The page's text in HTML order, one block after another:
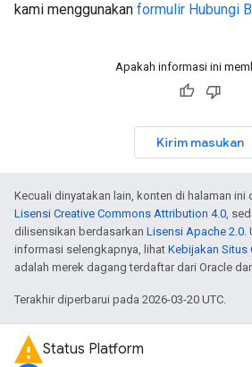
kami menggunakan formulir Hubungi
Apakah informasi ini
Kirim masukan
Kecuali dinyatakan lain, konten di halaman
Lisensi Creative Commons Attribution 4.0,
dilisensikan berdasarkan Lisensi Apache 2.0.
informasi selengkapnya, lihat Kebijakan Situs
adalah merek dagang terdaftar dari Oracle
Terakhir diperbarui pada 2026-03-20 UTC.
Status Platform